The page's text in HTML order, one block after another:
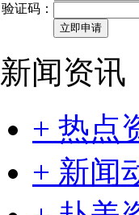
验证码：
新闻资讯
+ 热点
+ 新闻